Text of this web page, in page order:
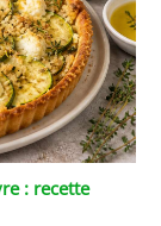
: recette